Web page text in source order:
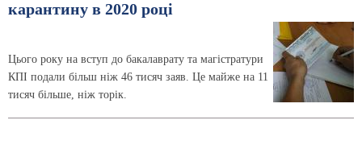
карантину в 2020 році
Цього року на вступ до бакалаврату та магістратури
КПІ подали більш ніж 46 тисяч заяв. Це майже на 11
тисяч більше, ніж торік.